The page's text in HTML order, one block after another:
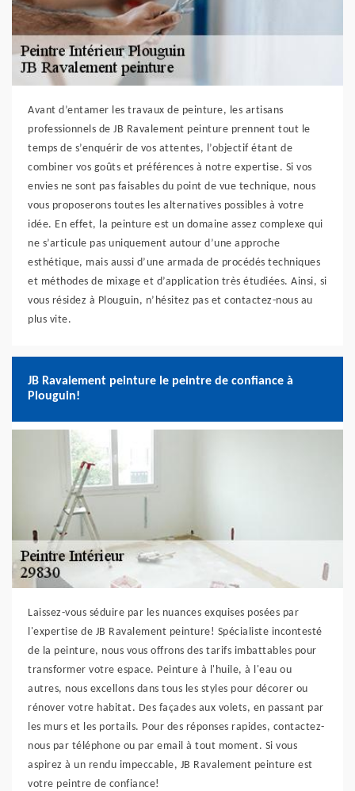
Avant d’entamer les travaux de peinture, les artisans
professionnels de JB Ravalement peinture prennent tout le
temps de s’enquérir de vos attentes, l’objectif étant de
combiner vos goûts et préférences à notre expertise. Si vos
envies ne sont pas faisables du point de vue technique, nous
vous proposerons toutes les alternatives possibles à votre
idée. En effet, la peinture est un domaine assez complexe qui
ne s’articule pas uniquement autour d’une approche
esthétique, mais aussi d’une armada de procédés techniques
et méthodes de mixage et d’application très étudiées. Ainsi, si
vous résidez à Plouguin, n’hésitez pas et contactez-nous au
plus vite.
JB Ravalement peinture le peintre de confiance à
Plouguin!
Laissez-vous séduire par les nuances exquises posées par
l'expertise de JB Ravalement peinture! Spécialiste incontesté
de la peinture, nous vous offrons des tarifs imbattables pour
transformer votre espace. Peinture à l'huile, à l'eau ou
autres, nous excellons dans tous les styles pour décorer ou
rénover votre habitat. Des façades aux volets, en passant par
les murs et les portails. Pour des réponses rapides, contactez-
nous par téléphone ou par email à tout moment. Si vous
aspirez à un rendu impeccable, JB Ravalement peinture est
votre peintre de confiance!